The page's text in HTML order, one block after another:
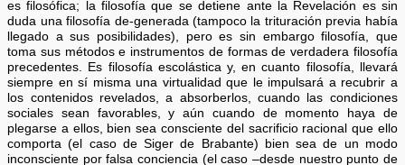
es filosófica; la filosofía que se detiene ante la Revelación es sin
duda una filosofía de-generada (tampoco la trituración previa había
llegado a sus posibilidades), pero es sin embargo filosofía, que
toma sus métodos e instrumentos de formas de verdadera filosofía
precedentes. Es filosofía escolástica y, en cuanto filosofía, llevará
siempre en sí misma una virtualidad que le impulsará a recubrir a
los contenidos revelados, a absorberlos, cuando las condiciones
sociales sean favorables, y aún cuando de momento haya de
plegarse a ellos, bien sea consciente del sacrificio racional que ello
comporta (el caso de Siger de Brabante) bien sea de un modo
inconsciente por falsa conciencia (el caso –desde nuestro punto de